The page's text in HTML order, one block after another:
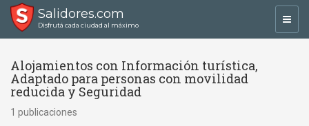
Salidores.com
Disfrutá cada ciudad al máximo
Alojamientos con Información turística,
Adaptado para personas con movilidad
reducida y Seguridad
1 publicaciones